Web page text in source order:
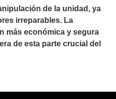
de la unidad, ya
irreparables. La
más económica y segura
de esta parte crucial del